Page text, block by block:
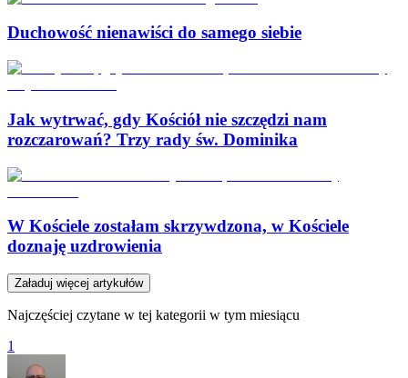
Duchowość nienawiści do samego siebie
Jak wytrwać, gdy Kościół nie szczędzi nam
rozczarowań? Trzy rady św. Dominika
W Kościele zostałam skrzywdzona, w Kościele
doznaję uzdrowienia
Załaduj więcej artykułów
Najczęściej czytane w tej kategorii w tym miesiącu
1